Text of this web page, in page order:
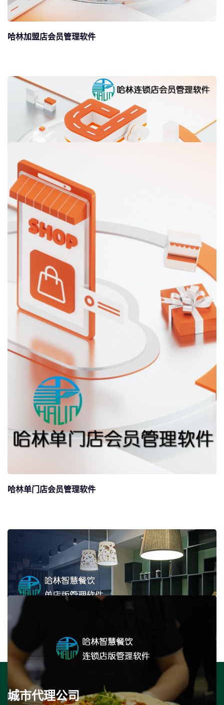
哈林加盟店会员管理软件
哈林连锁店会员管理软件
哈林单门店会员管理软件
哈林智慧餐饮单店版管理软件
城市代理公司